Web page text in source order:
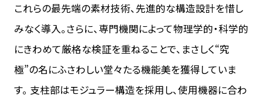
これらの最先端の素材技術、先進的な構造設計を惜し
みなく導入。さらに、専門機関によって物理学的・科学的
にきわめて厳格な検証を重ねることで、まさしく“究
極”の名にふさわしい堂々たる機能美を獲得していま
す。 支柱部はモジュラー構造を採用し、使用機器に合わ